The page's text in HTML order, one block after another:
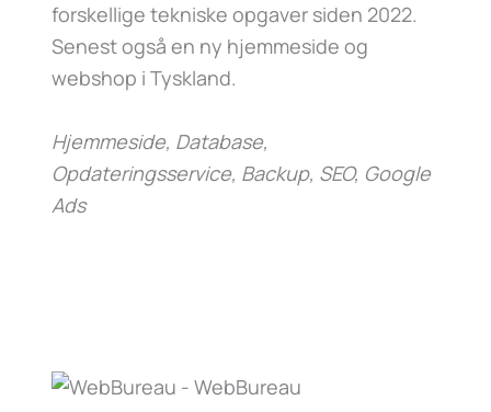
forskellige tekniske opgaver siden 2022.
Senest også en ny hjemmeside og
webshop i Tyskland.
Hjemmeside, Database,
Opdateringsservice, Backup, SEO, Google
Ads